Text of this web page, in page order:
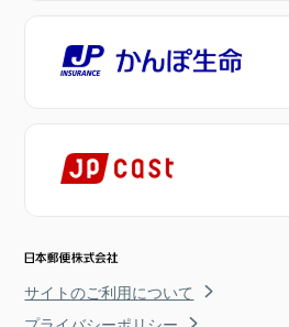
サイトのご利用について